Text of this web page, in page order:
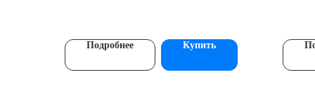
Подробнее Купить